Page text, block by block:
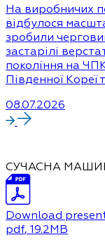
На виробничих
відбулося
зробили
застарілі
покоління на
Південної Кореї
08.07.2026
СУЧАСНА
Download
pdf, 19.2MB